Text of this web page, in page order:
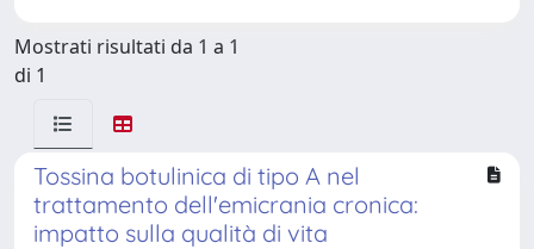
Mostrati risultati da 1 a 1
di 1
Tossina botulinica di tipo A nel
trattamento dell'emicrania cronica:
impatto sulla qualità di vita